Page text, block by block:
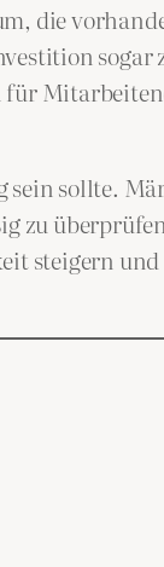
die
sogar
sein sollte.
zu
steigern